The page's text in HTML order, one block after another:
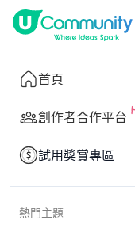
首頁
創作者合作平台
試用獎賞專區
熱門主題